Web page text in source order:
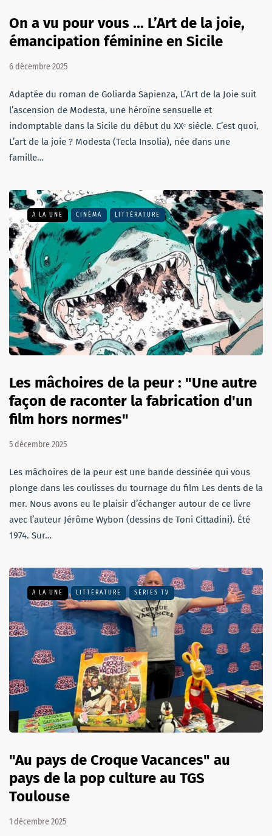
On a vu pour vous ... L’Art de la joie,
émancipation féminine en Sicile
6 décembre 2025
Adaptée du roman de Goliarda Sapienza, L’Art de la Joie suit
l’ascension de Modesta, une héroïne sensuelle et
indomptable dans la Sicile du début du XXᵉ siècle. C’est quoi,
L’art de la joie ? Modesta (Tecla Insolia), née dans une
famille…
A LA UNE CINÉMA LITTÉRATURE
Les mâchoires de la peur : "Une autre
façon de raconter la fabrication d'un
film hors normes"
5 décembre 2025
Les mâchoires de la peur est une bande dessinée qui vous
plonge dans les coulisses du tournage du film Les dents de la
mer. Nous avons eu le plaisir d’échanger autour de ce livre
avec l’auteur Jérôme Wybon (dessins de Toni Cittadini). Été
1974. Sur…
A LA UNE LITTÉRATURE SÉRIES TV
"Au pays de Croque Vacances" au
pays de la pop culture au TGS
Toulouse
1 décembre 2025